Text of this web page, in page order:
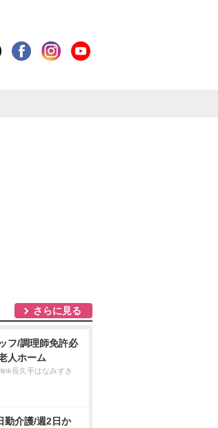
さらに見る
フ/調理師免許必
人ホーム
長久手はなみずき
勤介護/週2日か